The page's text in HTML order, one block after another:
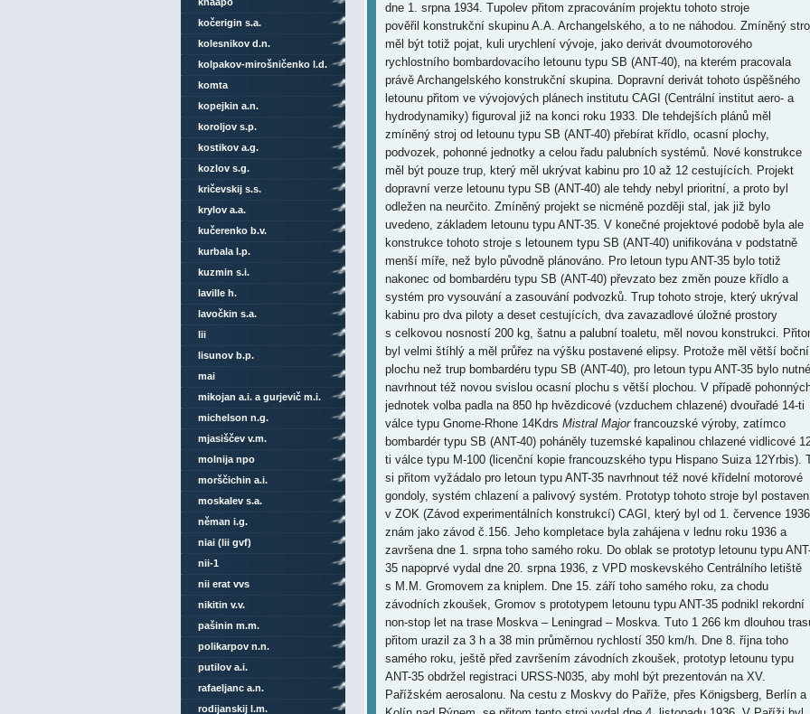
dne 1. srpna 1934. Tupolev přitom zpracováním projektu tohoto stroje
pověřil konstrukční skupinu A.A. Archangelského, a to ne náhodou. Zmíněný
měl být totiž pojat, kuli urychlení vývoje, jako derivát dvoumotorového
rychlostního bombardovacího letounu typu SB (ANT-40), na kterém pracovala
právě Archangelského konstrukční skupina. Dopravní derivát tohoto úspěšného
letounu přitom ve vývojových plánech institutu CAGI (Centrální institut aero- a
hydrodynamiky) figuroval již na konci roku 1933. Dle tehdejších plánů měl
zmíněný stroj od letounu typu SB (ANT-40) přebírat křídlo, ocasní plochy,
podvozek, pohonné jednotky a celou řadu palubních systémů. Nové konstrukce
měl být pouze trup, který měl ukrývat kabinu pro 10 až 12 cestujících. Projekt
dopravní verze letounu typu SB (ANT-40) ale tehdy nebyl prioritní, a proto byl
odležen na neurčito. Zmíněný projekt se nicméně později stal, jak již bylo
uvedeno, základem letounu typu ANT-35. V konečné projektové podobě byla ale
konstrukce tohoto stroje s letounem typu SB (ANT-40) unifikována v podstatně
menší míře, než bylo původně plánováno. Pro letoun typu ANT-35 bylo totiž
nakonec od bombardéru typu SB (ANT-40) převzato bez změn pouze křídlo a
systém pro vysouvání a zasouvání podvozků. Trup tohoto stroje, který ukrýval
kabinu pro dva piloty a deset cestujících, dva zavazadlové úložné prostory
s celkovou nosností 200 kg, šatnu a palubní toaletu, měl novou konstrukci.
byl velmi štíhlý a měl průřez na výšku postavené elipsy. Protože měl větší boční
plochu než trup bombardéru typu SB (ANT-40), pro letoun typu ANT-35 bylo nutné
navrhnout též novou svislou ocasní plochu s větší plochou. V případě
jednotek volba padla na 850 hp hvězdicové (vzduchem chlazené) dvouřadé 14-ti
válce typu Gnome-Rhone 14Kdrs Mistral Majorfrancouzské výroby, zatímco
bombardér typu SB (ANT-40) poháněly tuzemské kapalinou chlazené vidlicové
ti válce typu M-100 (licenční kopie francouzského typu Hispano Suiza 12Yrbis).
si přitom vyžádalo pro letoun typu ANT-35 navrhnout též nové křídelní motorové
gondoly, systém chlazení a palivový systém. Prototyp tohoto stroje byl postaven
v ZOK (Závod experimentálních konstrukcí) CAGI, který byl od 1. července 1936
znám jako závod č.156. Jeho kompletace byla zahájena v lednu roku 1936 a
završena dne 1. srpna toho samého roku. Do oblak se prototyp letounu typu
35 napoprvé vydal dne 20. srpna 1936, z VPD moskevského Centrálního letiště
s M.M. Gromovem za kniplem. Dne 15. září toho samého roku, za chodu
závodních zkoušek, Gromov s prototypem letounu typu ANT-35 podnikl rekordní
non-stop let na trase Moskva – Leningrad – Moskva. Tuto 1 266 km dlouhou
přitom urazil za 3 h a 38 min průměrnou rychlostí 350 km/h. Dne 8. října toho
samého roku, ještě před završením závodních zkoušek, prototyp letounu typu
ANT-35 obdržel registraci URSS-N035, aby mohl být prezentován na XV.
Pařížském aerosalonu. Na cestu z Moskvy do Paříže, přes Königsberg, Berlín a
kočerigin s.a.
kolesnikov d.n.
kolpakov-mirošničenko l.d.
komta
kopejkin a.n.
koroljov s.p.
kostikov a.g.
kozlov s.g.
kričevskij s.s.
krylov a.a.
kučerenko b.v.
kurbala l.p.
kuzmin s.i.
laville h.
lavočkin s.a.
lii
lisunov b.p.
mai
mikojan a.i. a gurjevič m.i.
michelson n.g.
mjasiščev v.m.
molnija npo
morščichin a.i.
moskalev s.a.
něman i.g.
niai (lii gvf)
nii-1
nii erat vvs
nikitin v.v.
pašinin m.m.
polikarpov n.n.
putilov a.i.
rafaeljanc a.n.
rodijanskij l.m.